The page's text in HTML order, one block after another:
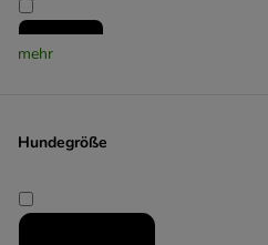
mehr
Hundegröße